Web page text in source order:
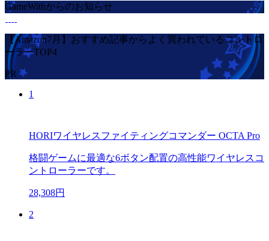
GameWithからのお知らせ
【Amazon7月】おすすめ記事からよく買われているコントロ
ーラーTOP4
PR
1
HORIワイヤレスファイティングコマンダー OCTA Pro
格闘ゲームに最適な6ボタン配置の高性能ワイヤレスコ
ントローラーです。
28,308円
2